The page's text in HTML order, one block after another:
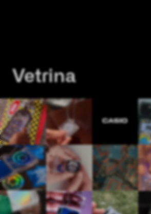
Completamente
personalizzabile
Vetrina